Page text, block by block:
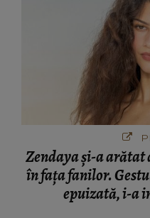
Zendaya și-a
în fața fanilor.
epuizată, i-a